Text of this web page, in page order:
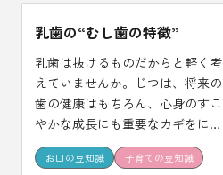
乳歯の“むし歯の特徴”
乳歯は抜けるものだからと軽く考
えていませんか。じつは、将来の
歯の健康はもちろん、心身のすこ
やかな成長にも重要なカギをにぎ
っています。 大切な乳歯をむし歯
から守るには、どんな点に気をつ
お口の豆知識 子育ての豆知識